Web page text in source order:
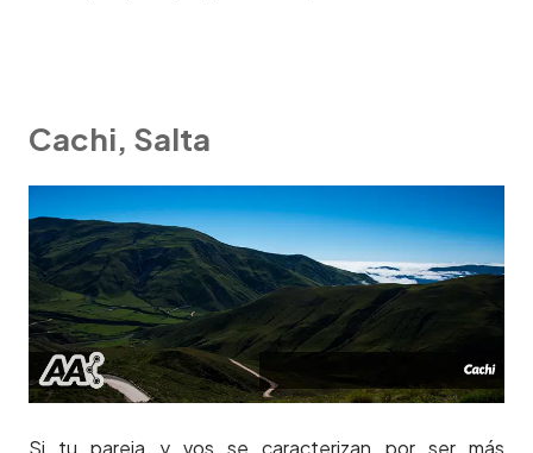
Cachi, Salta
Si tu pareja y vos se caracterizan por ser más